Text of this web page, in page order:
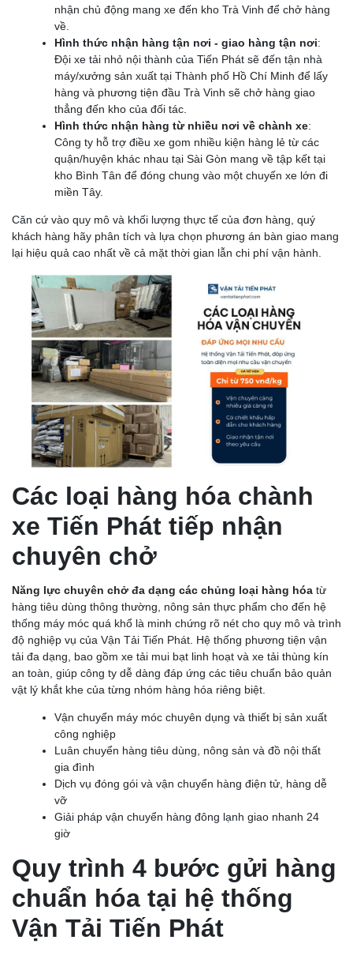
nhận chủ động mang xe đến kho Trà Vinh để chở hàng
về.
Hình thức nhận hàng tận nơi - giao hàng tận nơi:
Đội xe tải nhỏ nội thành của Tiến Phát sẽ đến tận nhà
máy/xưởng sản xuất tại Thành phố Hồ Chí Minh để lấy
hàng và phương tiện đầu Trà Vinh sẽ chở hàng giao
thẳng đến kho của đối tác.
Hình thức nhận hàng từ nhiều nơi về chành xe:
Công ty hỗ trợ điều xe gom nhiều kiện hàng lẻ từ các
quận/huyện khác nhau tại Sài Gòn mang về tập kết tại
kho Bình Tân để đóng chung vào một chuyến xe lớn đi
miền Tây.
Căn cứ vào quy mô và khối lượng thực tế của đơn hàng, quý
khách hàng hãy phân tích và lựa chọn phương án bàn giao mang
lại hiệu quả cao nhất về cả mặt thời gian lẫn chi phí vận hành.
Các loại hàng hóa chành
xe Tiến Phát tiếp nhận
chuyên chở
Năng lực chuyên chở đa dạng các chủng loại hàng hóa từ
hàng tiêu dùng thông thường, nông sản thực phẩm cho đến hệ
thống máy móc quá khổ là minh chứng rõ nét cho quy mô và trình
độ nghiệp vụ của Vận Tải Tiến Phát. Hệ thống phương tiện vận
tải đa dạng, bao gồm xe tải mui bạt linh hoạt và xe tải thùng kín
an toàn, giúp công ty dễ dàng đáp ứng các tiêu chuẩn bảo quản
vật lý khắt khe của từng nhóm hàng hóa riêng biệt.
Vận chuyển máy móc chuyên dụng và thiết bị sản xuất
công nghiệp
Luân chuyển hàng tiêu dùng, nông sản và đồ nội thất
gia đình
Dịch vụ đóng gói và vận chuyển hàng điện tử, hàng dễ
vỡ
Giải pháp vận chuyển hàng đông lạnh giao nhanh 24
giờ
Quy trình 4 bước gửi hàng
chuẩn hóa tại hệ thống
Vận Tải Tiến Phát